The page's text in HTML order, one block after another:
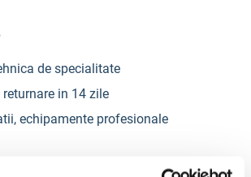
de specialitate
in 14 zile
echipamente profesionale